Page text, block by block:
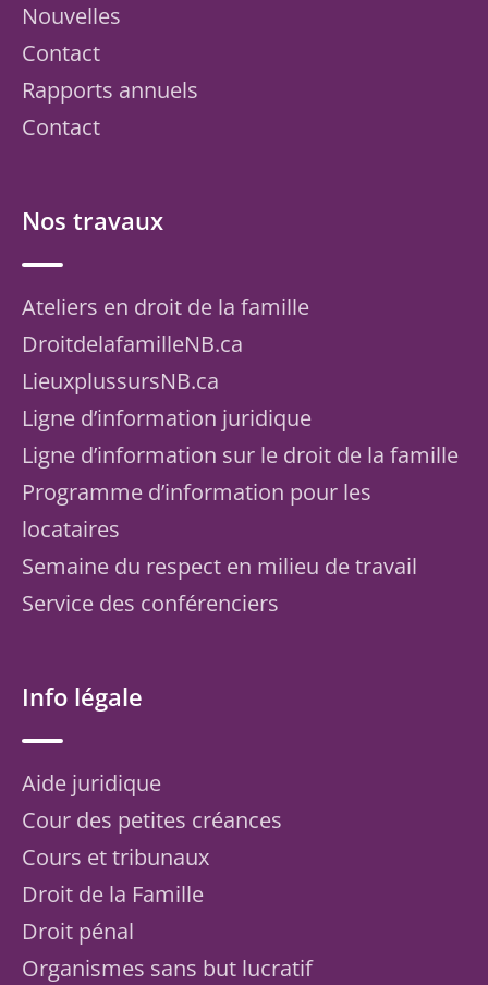
Nouvelles
Contact
Rapports annuels
Contact
Nos travaux
Ateliers en droit de la famille
DroitdelafamilleNB.ca
LieuxplussursNB.ca
Ligne d’information juridique
Ligne d’information sur le droit de la famille
Programme d’information pour les
locataires
Semaine du respect en milieu de travail
Service des conférenciers
Info légale
Aide juridique
Cour des petites créances
Cours et tribunaux
Droit de la Famille
Droit pénal
Organismes sans but lucratif